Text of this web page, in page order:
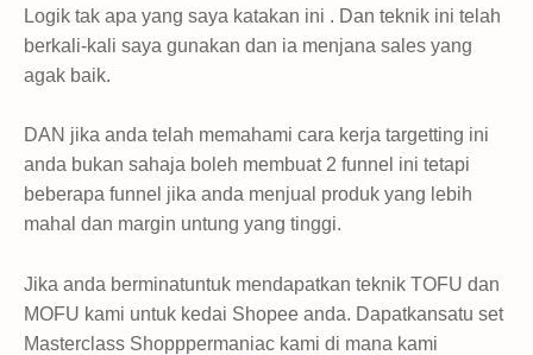
Logik tak apa yang saya katakan ini . Dan teknik ini telah
berkali-kali saya gunakan dan ia menjana sales yang
agak baik.
DAN jika anda telah memahami cara kerja targetting ini
anda bukan sahaja boleh membuat 2 funnel ini tetapi
beberapa funnel jika anda menjual produk yang lebih
mahal dan margin untung yang tinggi.
Jika anda berminatuntuk mendapatkan teknik TOFU dan
MOFU kami untuk kedai Shopee anda. Dapatkansatu set
Masterclass Shopppermaniac kami di mana kami